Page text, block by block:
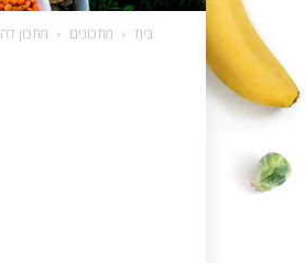
בית מתכונים מתכון